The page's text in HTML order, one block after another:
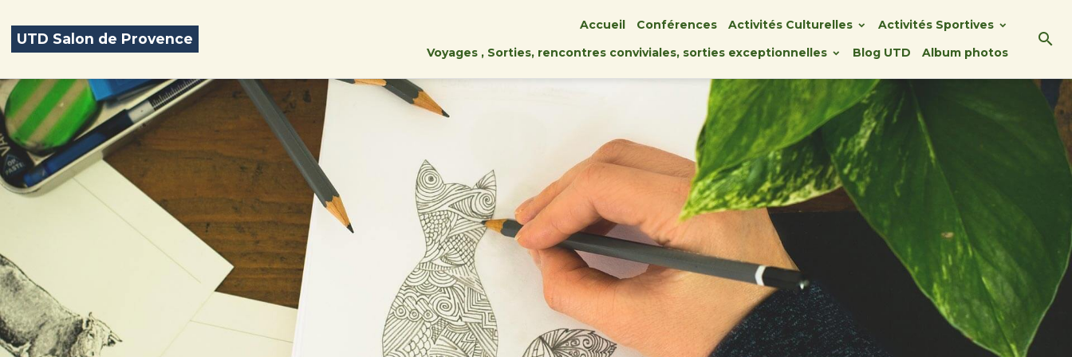
UTD Salon de Provence
Accueil Conférences Activités Culturelles
Activités Sportives
Voyages , Sorties, rencontres conviviales, sorties exceptionnelles
Blog UTD Album photos